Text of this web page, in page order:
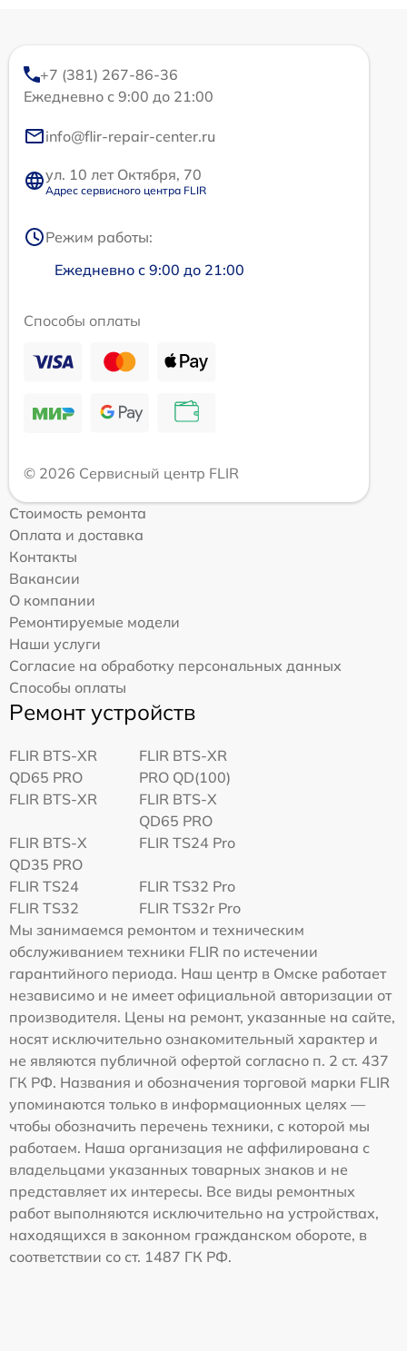
+7 (381) 267-86-36
Ежедневно с 9:00 до 21:00
info@flir-repair-center.ru
ул. 10 лет Октября, 70
Адрес сервисного центра FLIR
Режим работы:
Ежедневно с 9:00 до 21:00
Способы оплаты
© 2026 Сервисный центр FLIR
Стоимость ремонта
Оплата и доставка
Контакты
Вакансии
О компании
Ремонтируемые модели
Наши услуги
Согласие на обработку персональных данных
Способы оплаты
Ремонт устройств
FLIR BTS-XR
QD65 PRO
FLIR BTS-XR
PRO QD(100)
FLIR BTS-XR
FLIR BTS-X
QD65 PRO
FLIR BTS-X
QD35 PRO
FLIR TS24 Pro
FLIR TS24
FLIR TS32 Pro
FLIR TS32
FLIR TS32r Pro
Мы занимаемся ремонтом и техническим
обслуживанием техники FLIR по истечении
гарантийного периода. Наш центр в Омске работает
независимо и не имеет официальной авторизации от
производителя. Цены на ремонт, указанные на сайте,
носят исключительно ознакомительный характер и
не являются публичной офертой согласно п. 2 ст. 437
ГК РФ. Названия и обозначения торговой марки FLIR
упоминаются только в информационных целях —
чтобы обозначить перечень техники, с которой мы
работаем. Наша организация не аффилирована с
владельцами указанных товарных знаков и не
представляет их интересы. Все виды ремонтных
работ выполняются исключительно на устройствах,
находящихся в законном гражданском обороте, в
соответствии со ст. 1487 ГК РФ.